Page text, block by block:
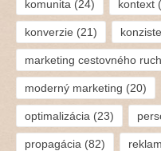
komunita (24) kontext
konverzie (21)
marketing cestovného
moderný marketing (20)
optimalizácia (23)
propagácia (82)